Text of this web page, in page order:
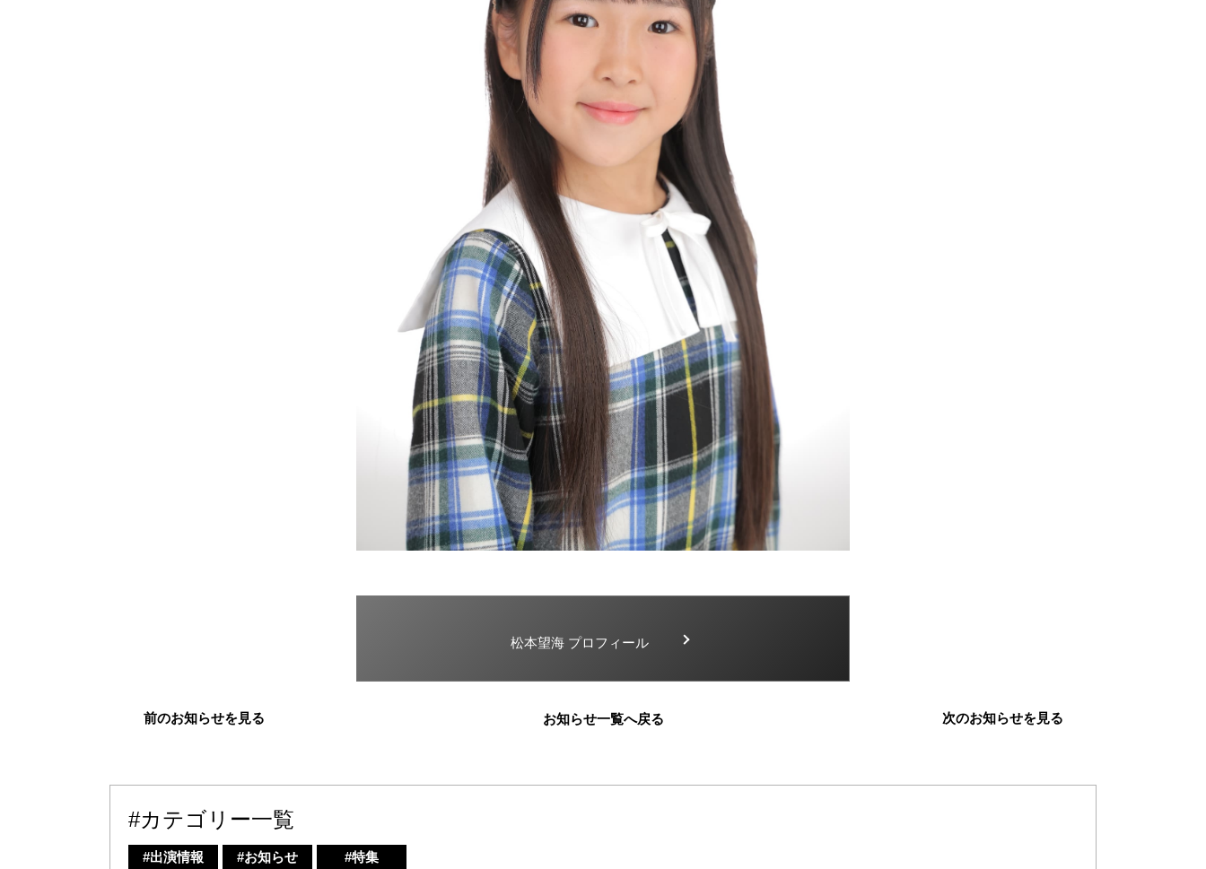
松本望海 プロフィール
前のお知らせを見る お知らせ一覧へ戻る 次のお知らせを見る
#カテゴリー一覧
#出演情報 #お知らせ #特集